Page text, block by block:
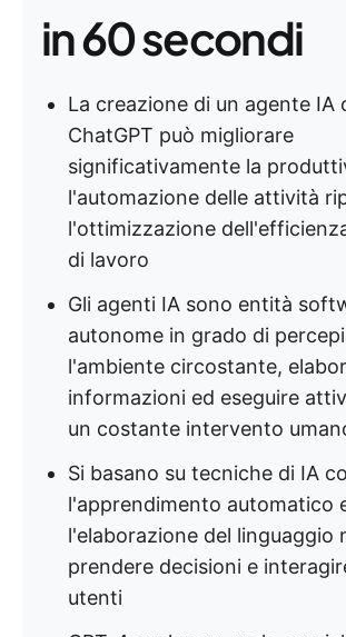
in 60 secondi
La creazione di un agente IA
ChatGPT può migliorare
significativamente la
l'automazione delle attività
l'ottimizzazione
di lavoro
Gli agenti IA sono entità
autonome in grado di
l'ambiente circostante,
informazioni ed eseguire
un costante intervento
Si basano su tecniche di IA
l'apprendimento automatico
l'elaborazione del linguaggio
prendere decisioni e
utenti